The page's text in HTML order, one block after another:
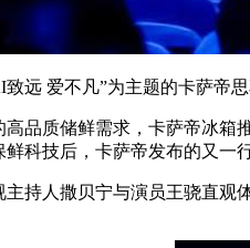
爱不凡”为主题的卡萨帝思
质储鲜需求，卡萨帝冰箱推
科技后，卡萨帝发布的又一
人撒贝宁与演员王骁直观体